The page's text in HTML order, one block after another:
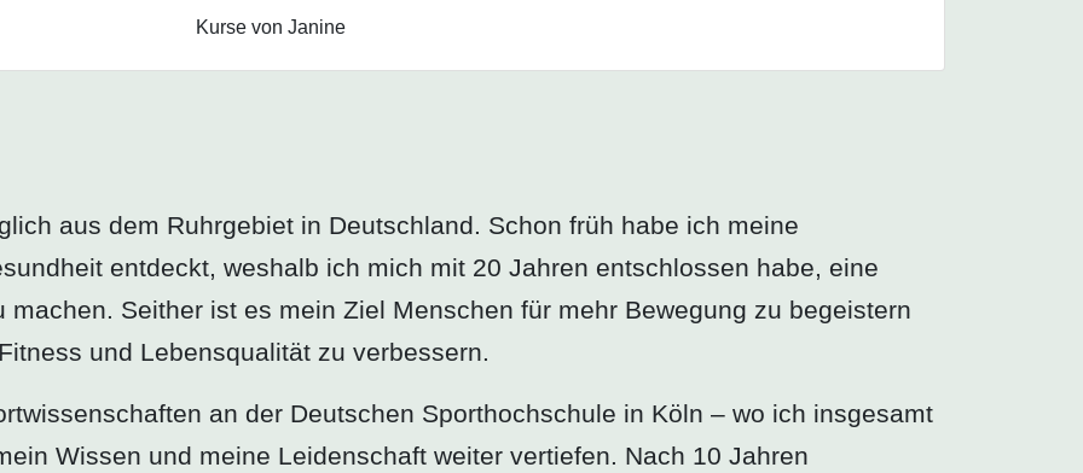
Kurse von Janine
aus dem Ruhrgebiet in Deutschland. Schon früh habe ich meine
entdeckt, weshalb ich mich mit 20 Jahren entschlossen habe, eine
Seither ist es mein Ziel Menschen für mehr Bewegung zu begeistern
und Lebensqualität zu verbessern.
an der Deutschen Sporthochschule in Köln – wo ich insgesamt
Wissen und meine Leidenschaft weiter vertiefen. Nach 10 Jahren